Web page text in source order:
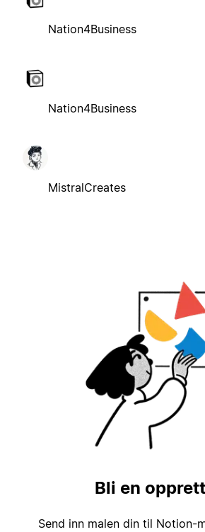
Nation4Business
Nation4Business
MistralCreates
Bli en
Send inn malen din til Notion-